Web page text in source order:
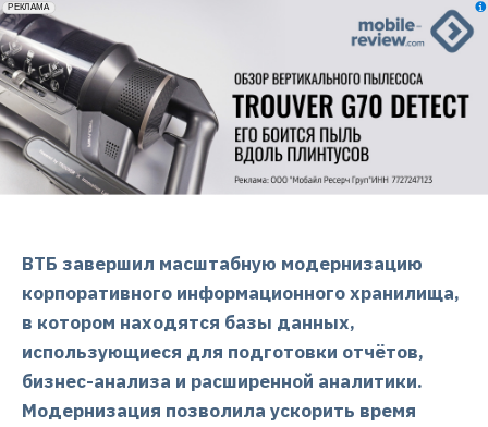
erid: 2VfnxxmNzs5
РЕКЛАМА
ВТБ завершил масштабную модернизацию
корпоративного информационного хранилища,
в котором находятся базы данных,
использующиеся для подготовки отчётов,
бизнес-анализа и расширенной аналитики.
Модернизация позволила ускорить время